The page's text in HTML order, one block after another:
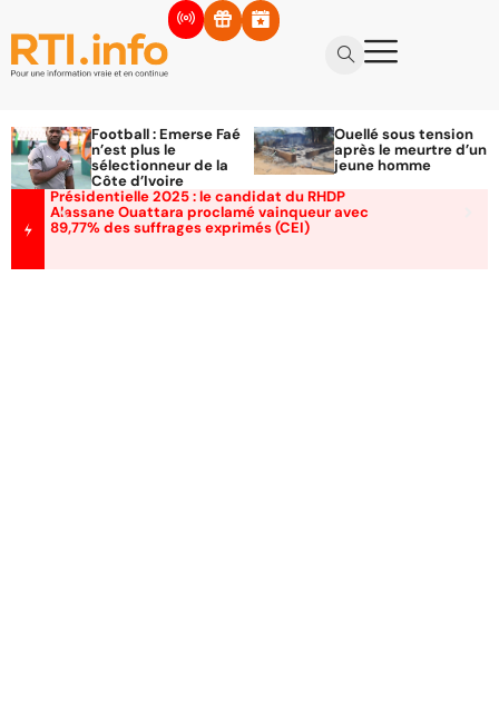
Football : Emerse Faé
n’est plus le
sélectionneur de la
Côte d’Ivoire
Ouellé sous tension
après le meurtre d’un
jeune homme
Présidentielle 2025 : le candidat du RHDP
Alassane Ouattara proclamé vainqueur avec
89,77% des suffrages exprimés (CEI)